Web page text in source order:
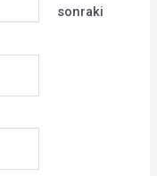
sonraki